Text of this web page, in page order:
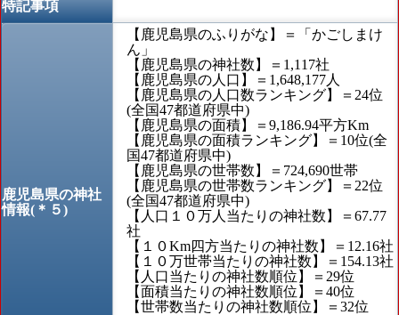
特記事項
鹿児島県の神社
情報(＊５)
【鹿児島県のふりがな】＝「かごしまけ
ん」
【鹿児島県の神社数】＝1,117社
【鹿児島県の人口】＝1,648,177人
【鹿児島県の人口数ランキング】＝24位
(全国47都道府県中)
【鹿児島県の面積】＝9,186.94平方Km
【鹿児島県の面積ランキング】＝10位(全
国47都道府県中)
【鹿児島県の世帯数】＝724,690世帯
【鹿児島県の世帯数ランキング】＝22位
(全国47都道府県中)
【人口１０万人当たりの神社数】＝67.77
社
【１０Km四方当たりの神社数】＝12.16社
【１０万世帯当たりの神社数】＝154.13社
【人口当たりの神社数順位】＝29位
【面積当たりの神社数順位】＝40位
【世帯数当たりの神社数順位】＝32位